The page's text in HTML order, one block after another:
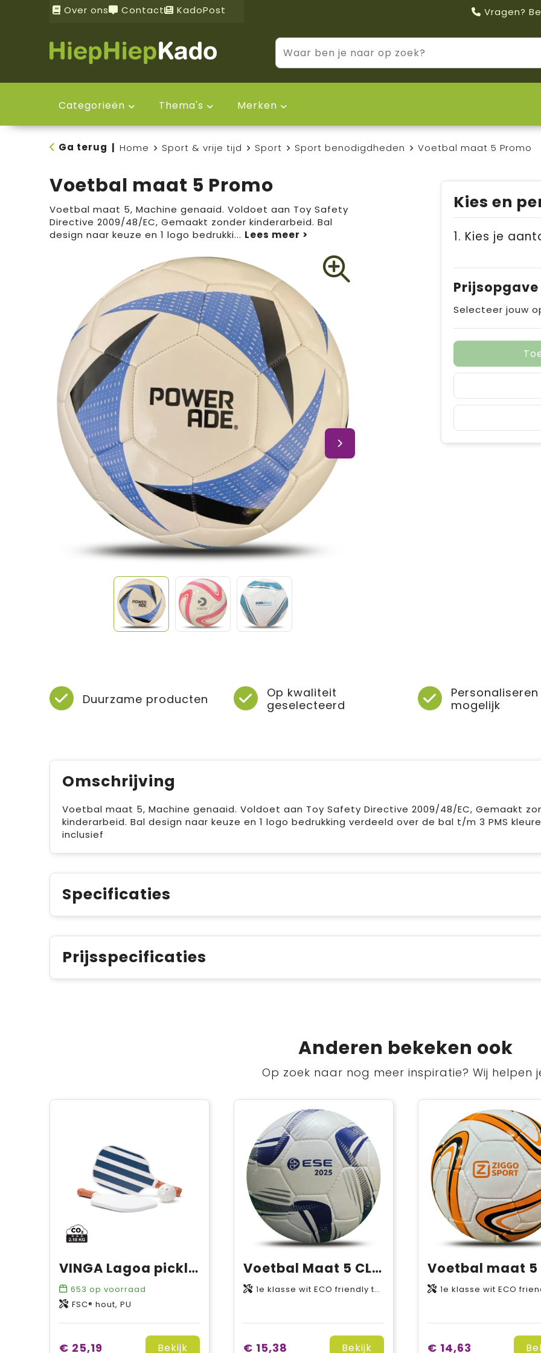
Over ons Contact KadoPost Vragen?
Categorieën Thema's Merken
Ga terug Home Sport & vrije tijd Sport Sport benodigdheden Voetbal maat 5 Promo
Voetbal maat 5 Promo
Voetbal maat 5, Machine genaaid. Voldoet aan Toy Safety
Directive 2009/48/EC, Gemaakt zonder kinderarbeid. Bal
design naar keuze en 1 logo bedrukki...
Kies en
1. Kies je
Prijsopgave
Selecteer jouw
Duurzame producten
Op kwaliteit
geselecteerd
Personaliseren
mogelijk
Omschrijving
Voetbal maat 5, Machine genaaid. Voldoet aan Toy Safety Directive 2009/48/EC, Gemaakt
kinderarbeid. Bal design naar keuze en 1 logo bedrukking verdeeld over de bal t/m 3 PMS
inclusief
Specificaties
Prijsspecificaties
Anderen bekeken ook
Op zoek naar nog meer inspiratie? Wij helpen
VINGA Lagoa pickleballset
653 op voorraad
FSC® hout, PU
€ 25,19 Bekijk
Voetbal Maat 5 CLUB
1e klasse wit ECO friendly textured PU kunstleder voor meer grip, 6P free (weekmaker vrij), Latex binnenbal
€ 15,38 Bekijk
1e klasse wit ECO friendly PU kunstleder, 6P free (weekmaker vrij),
€ 14,63